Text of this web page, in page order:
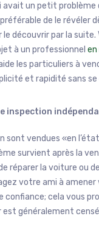
avait un petit problème
de le révéler
découvrir par la suite.
à un professionnel
les particuliers à
et rapidité sans se
inspection
sont vendues «en
survient après la
réparer la voiture ou
votre ami à
confiance; cela vous
est généralement